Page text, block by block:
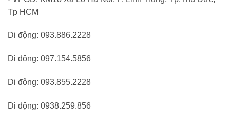
Tp HCM
Di động: 093.886.2228
Di động: 097.154.5856
Di động: 093.855.2228
Di động: 0938.259.856